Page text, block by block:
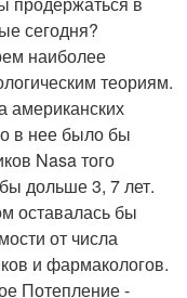
сегодня?
наиболее
теориям.
американских
в нее было бы
Nasa того
дольше 3, 7 лет.
оставалась бы
от числа
и фармакологов.
Потепление -